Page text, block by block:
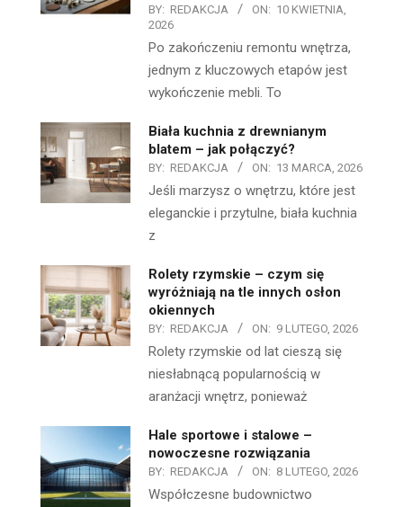
BY: REDAKCJA ON: 10 KWIETNIA,
2026
Po zakończeniu remontu wnętrza,
jednym z kluczowych etapów jest
wykończenie mebli. To
Biała kuchnia z drewnianym
blatem – jak połączyć?
BY: REDAKCJA ON: 13 MARCA, 2026
Jeśli marzysz o wnętrzu, które jest
eleganckie i przytulne, biała kuchnia
z
Rolety rzymskie – czym się
wyróżniają na tle innych osłon
okiennych
BY: REDAKCJA ON: 9 LUTEGO, 2026
Rolety rzymskie od lat cieszą się
niesłabnącą popularnością w
aranżacji wnętrz, ponieważ
Hale sportowe i stalowe –
nowoczesne rozwiązania
BY: REDAKCJA ON: 8 LUTEGO, 2026
Współczesne budownictwo